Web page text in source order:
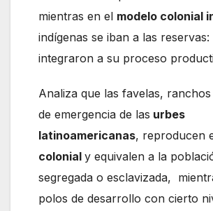
mientras en el modelo colonial
indígenas se iban a las
integraron a su proceso
Analiza que las favelas,
de emergencia de las urbes
latinoamericanas, reproducen
colonial y equivalen a la
segregada o esclavizada,
polos de desarrollo con cierto